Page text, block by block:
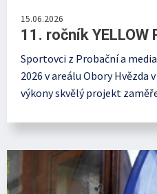
15.06.2026
11. ročník YELLOW
Sportovci z Probační a
2026 v areálu Obory Hvězda
výkony skvělý projekt